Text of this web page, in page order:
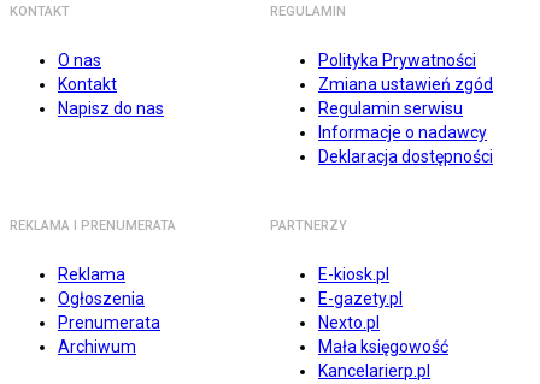
KONTAKT
O nas
Kontakt
Napisz do nas
REGULAMIN
Polityka Prywatności
Zmiana ustawień zgód
Regulamin serwisu
Informacje o nadawcy
Deklaracja dostępności
REKLAMA I PRENUMERATA
Reklama
Ogłoszenia
Prenumerata
Archiwum
PARTNERZY
E-kiosk.pl
E-gazety.pl
Nexto.pl
Mała księgowość
Kancelarierp.pl